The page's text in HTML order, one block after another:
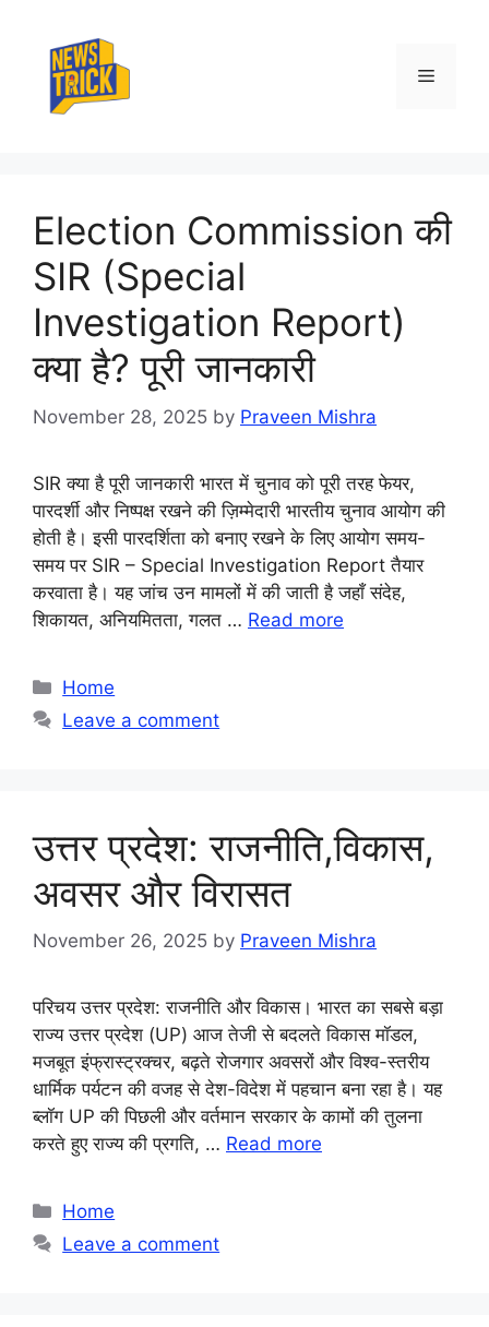
content
Menu
Election Commission की
SIR (Special
Investigation Report)
क्या है? पूरी जानकारी
November 28, 2025 by Praveen Mishra
SIR क्या है पूरी जानकारी भारत में चुनाव को पूरी तरह फेयर,
पारदर्शी और निष्पक्ष रखने की ज़िम्मेदारी भारतीय चुनाव आयोग की
होती है। इसी पारदर्शिता को बनाए रखने के लिए आयोग समय-
समय पर SIR – Special Investigation Report तैयार
करवाता है। यह जांच उन मामलों में की जाती है जहाँ संदेह,
शिकायत, अनियमितता, गलत … Read more
Categories
Home
Leave a comment
उत्तर प्रदेश: राजनीति,विकास,
अवसर और विरासत
November 26, 2025 by Praveen Mishra
परिचय उत्तर प्रदेश: राजनीति और विकास। भारत का सबसे बड़ा
राज्य उत्तर प्रदेश (UP) आज तेजी से बदलते विकास मॉडल,
मजबूत इंफ्रास्ट्रक्चर, बढ़ते रोजगार अवसरों और विश्व-स्तरीय
धार्मिक पर्यटन की वजह से देश-विदेश में पहचान बना रहा है। यह
ब्लॉग UP की पिछली और वर्तमान सरकार के कामों की तुलना
करते हुए राज्य की प्रगति, … Read more
Categories
Home
Leave a comment